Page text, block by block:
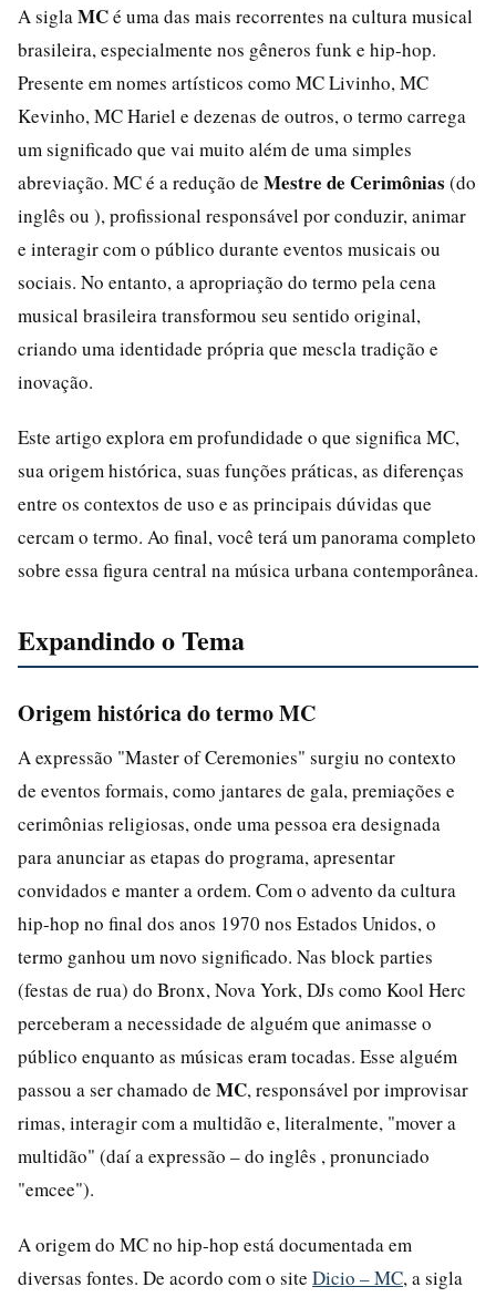
A sigla MCé uma das mais recorrentes na cultura musical
brasileira, especialmente nos gêneros funk e hip-hop.
Presente em nomes artísticos como MC Livinho, MC
Kevinho, MC Hariel e dezenas de outros, o termo carrega
um significado que vai muito além de uma simples
abreviação. MC é a redução de Mestre de Cerimônias (do
inglês ou ), profissional responsável por conduzir, animar
e interagir com o público durante eventos musicais ou
sociais. No entanto, a apropriação do termo pela cena
musical brasileira transformou seu sentido original,
criando uma identidade própria que mescla tradição e
inovação.
Este artigo explora em profundidade o que significa MC,
sua origem histórica, suas funções práticas, as diferenças
entre os contextos de uso e as principais dúvidas que
cercam o termo. Ao final, você terá um panorama completo
sobre essa figura central na música urbana contemporânea.
Expandindo o Tema
Origem histórica do termo MC
A expressão "Master of Ceremonies" surgiu no contexto
de eventos formais, como jantares de gala, premiações e
cerimônias religiosas, onde uma pessoa era designada
para anunciar as etapas do programa, apresentar
convidados e manter a ordem. Com o advento da cultura
hip-hop no final dos anos 1970 nos Estados Unidos, o
termo ganhou um novo significado. Nas block parties
(festas de rua) do Bronx, Nova York, DJs como Kool Herc
perceberam a necessidade de alguém que animasse o
público enquanto as músicas eram tocadas. Esse alguém
passou a ser chamado de MC, responsável por improvisar
rimas, interagir com a multidão e, literalmente, "mover a
multidão" (daí a expressão – do inglês , pronunciado
"emcee").
A origem do MC no hip-hop está documentada em
diversas fontes. De acordo com o site Dicio – MC, a sigla